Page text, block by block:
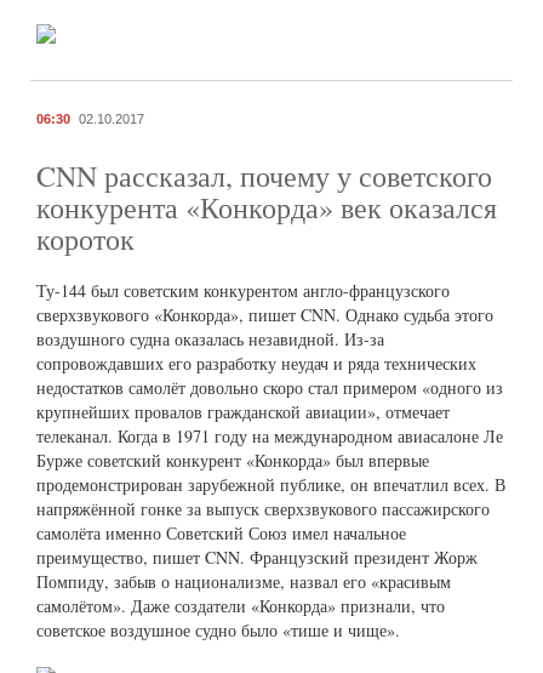
06:30 02.10.2017
CNN рассказал, почему у советского
конкурента «Конкорда» век оказался
короток
Ту-144 был советским конкурентом англо-французского
сверхзвукового «Конкорда», пишет CNN. Однако судьба этого
воздушного судна оказалась незавидной. Из-за
сопровождавших его разработку неудач и ряда технических
недостатков самолёт довольно скоро стал примером «одного из
крупнейших провалов гражданской авиации», отмечает
телеканал. Когда в 1971 году на международном авиасалоне Ле
Бурже советский конкурент «Конкорда» был впервые
продемонстрирован зарубежной публике, он впечатлил всех. В
напряжённой гонке за выпуск сверхзвукового пассажирского
самолёта именно Советский Союз имел начальное
преимущество, пишет CNN. Французский президент Жорж
Помпиду, забыв о национализме, назвал его «красивым
самолётом». Даже создатели «Конкорда» признали, что
советское воздушное судно было «тише и чище».